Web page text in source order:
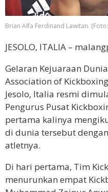
Brian Alfa Ferdinand Lawitan.
JESOLO, ITALIA –
Gelaran Kejuaraan
Association of
Jesolo, Italia resmi
Pengurus Pusat
pertama kalinya
di dunia tersebut
atletnya.
Di hari pertama, Tim
menurunkan empat